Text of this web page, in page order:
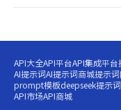
API大全API平台API集成平台
AI提示词AI提示词商城提示
prompt模板deepseek提示词
API市场API商城